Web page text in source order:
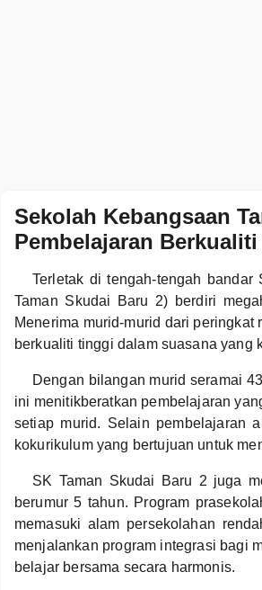
Sekolah Kebangsaan
Pembelajaran
Terletak di tengah-tengah
Taman Skudai Baru 2) berdiri
Menerima murid-murid dari
berkualiti tinggi dalam suasana yang
Dengan bilangan murid seramai
ini menitikberatkan pembelajaran
setiap murid. Selain pembelajaran
kokurikulum yang bertujuan untuk
SK Taman Skudai Baru 2 juga
berumur 5 tahun. Program
memasuki alam persekolahan
menjalankan program integrasi bagi
belajar bersama secara harmonis.